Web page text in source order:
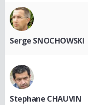
Serge SNOCHOWSKI
Stephane CHAUVIN